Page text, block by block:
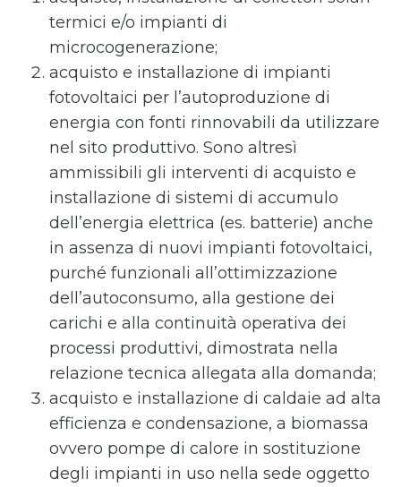
termici e/o impianti di
microcogenerazione;
acquisto e installazione di impianti
fotovoltaici per l’autoproduzione di
energia con fonti rinnovabili da utilizzare
nel sito produttivo. Sono altresì
ammissibili gli interventi di acquisto e
installazione di sistemi di accumulo
dell’energia elettrica (es. batterie) anche
in assenza di nuovi impianti fotovoltaici,
purché funzionali all’ottimizzazione
dell’autoconsumo, alla gestione dei
carichi e alla continuità operativa dei
processi produttivi, dimostrata nella
relazione tecnica allegata alla domanda;
acquisto e installazione di caldaie ad alta
efficienza e condensazione, a biomassa
ovvero pompe di calore in sostituzione
degli impianti in uso nella sede oggetto